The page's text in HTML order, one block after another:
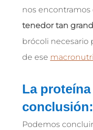
nos encontramos
tenedor tan
brócoli necesario
de ese
La
conclusión:
Podemos